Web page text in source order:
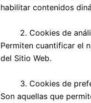
habilitar contenidos
2. Cookies de
Permiten cuantificar el
del Sitio Web.
3. Cookies de
Son aquellas que